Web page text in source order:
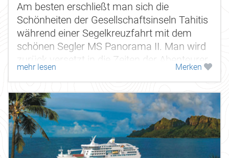
Am besten erschließt man sich die
Schönheiten der Gesellschaftsinseln Tahitis
während einer Segelkreuzfahrt mit dem
schönen Segler MS Panorama II. Man wird
zurück versetzt in die Zeiten der Abenteurer,
die schon früh diese...
mehr lesen Merken